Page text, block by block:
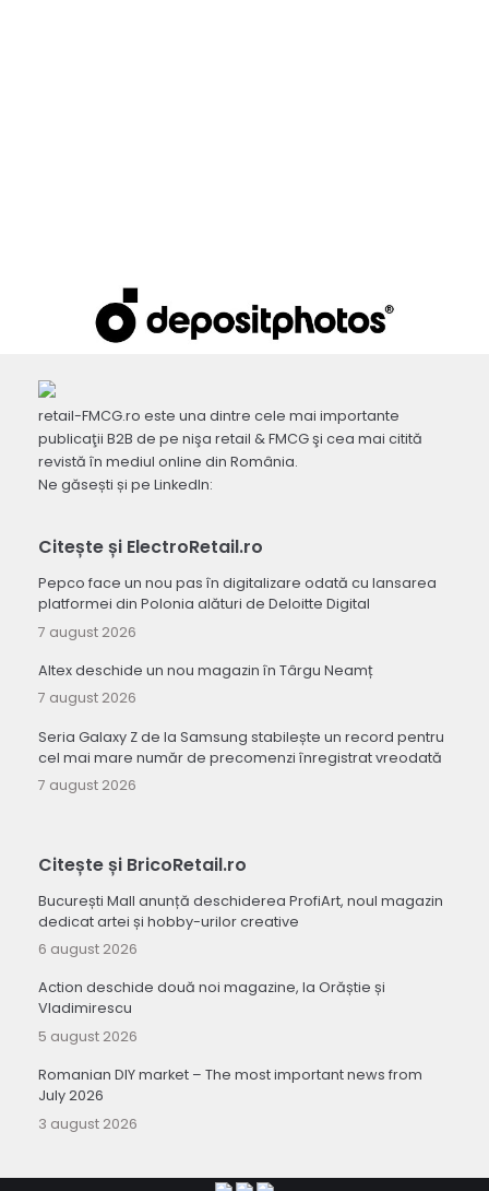
retail-FMCG.ro este una dintre cele mai importante
publicaţii B2B de pe nişa retail & FMCG şi cea mai citită
revistă în mediul online din România.
Ne găsești și pe LinkedIn:
Citește și ElectroRetail.ro
Pepco face un nou pas în digitalizare odată cu lansarea
platformei din Polonia alături de Deloitte Digital
7 august 2026
Altex deschide un nou magazin în Târgu Neamț
7 august 2026
Seria Galaxy Z de la Samsung stabilește un record pentru
cel mai mare număr de precomenzi înregistrat vreodată
7 august 2026
Citește și BricoRetail.ro
București Mall anunță deschiderea ProfiArt, noul magazin
dedicat artei și hobby-urilor creative
6 august 2026
Action deschide două noi magazine, la Orăștie și
Vladimirescu
5 august 2026
Romanian DIY market – The most important news from
July 2026
3 august 2026